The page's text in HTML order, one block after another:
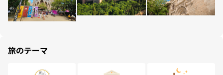
旅のテーマ